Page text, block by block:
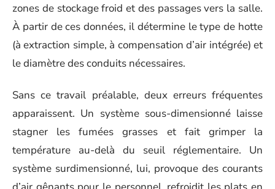
zones de stockage froid et des passages vers la salle.
À partir de ces données, il détermine le type de hotte
(à extraction simple, à compensation d’air intégrée) et
le diamètre des conduits nécessaires.
Sans ce travail préalable, deux erreurs fréquentes
apparaissent. Un système sous-dimensionné laisse
stagner les fumées grasses et fait grimper la
température au-delà du seuil réglementaire. Un
système surdimensionné, lui, provoque des courants